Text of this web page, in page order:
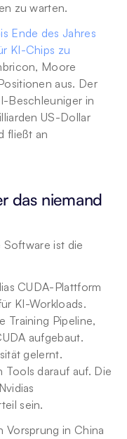
zu warten.
Ende des Jahres
KI-Chips zu
Moore
aus. Der
Beschleuniger in
US-Dollar
fließt an
das niemand
ist die
CUDA-Plattform
KI-Workloads.
Training Pipeline,
aufgebaut.
gelernt.
darauf auf. Die
sein.
Vorsprung in China